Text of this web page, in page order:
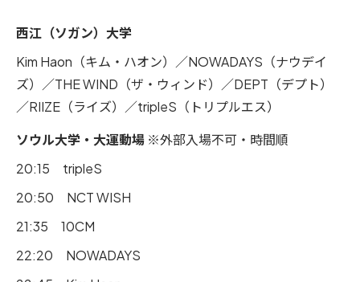
西江（ソガン）大学
Kim Haon（キム・ハオン）／NOWADAYS（ナウデイ
ズ）／THE WIND（ザ・ウィンド）／DEPT（デプト）
／RIIZE（ライズ）／tripleS（トリプルエス）
ソウル大学・大運動場 ※外部入場不可・時間順
20:15 tripleS
20:50 NCT WISH
21:35 10CM
22:20 NOWADAYS